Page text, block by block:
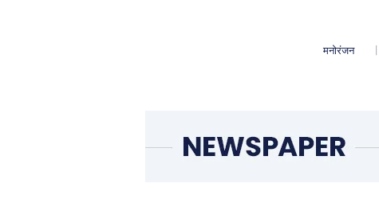
मनोरंजन